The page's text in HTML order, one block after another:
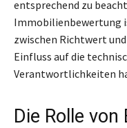
entsprechend zu
Immobilienbewertung
zwischen Richtwert
Einfluss auf die
Verantwortlichkeiten
Die Rolle von